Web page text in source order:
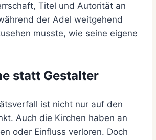
Titel und Autorität an
der Adel weitgehend
musste, wie seine eigene
statt Gestalter
ist nicht nur auf den
Auch die Kirchen haben an
oder Einfluss verloren. Doch